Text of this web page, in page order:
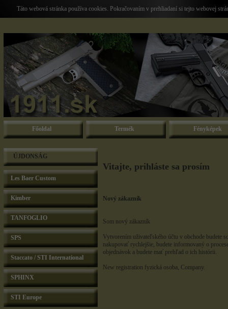
Táto webová stránka používa cookies. Pokračovaním v prehliadaní si tejto webovej
Főoldal Termék Fényképek
ÚJDONSÁG
Les Baer Custom
Kimber
TANFOGLIO
SPS
Staccato / STI International
SPHINX
STI Europe
Vitajte, prihláste sa prosím
Nový zákazník
Som nový zákazník
Vytvorením uživateľského účtu v obchode budete
nakupovať rychlejšie, budete informovaný o
objednávok a budete mať prehľad o ich histórii.
New registration fyzická osoba, Company.